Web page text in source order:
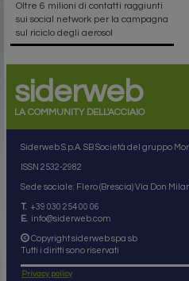
Oltre 6 milioni di contatti raggiunti
sui social network per la campagna
sul riciclo degli aerosol
siderweb
LA COMMUNITY DELL'ACCIAIO
Siderweb S.p.A. SB Società del gruppo
ISSN 2532-2982
Sede sociale: Flero (Brescia) Via Don
T. +39 030 254 00 06
E. info@siderweb.com
Copyright siderweb spa sb
Tutti i diritti sono riservati
Privacy policy